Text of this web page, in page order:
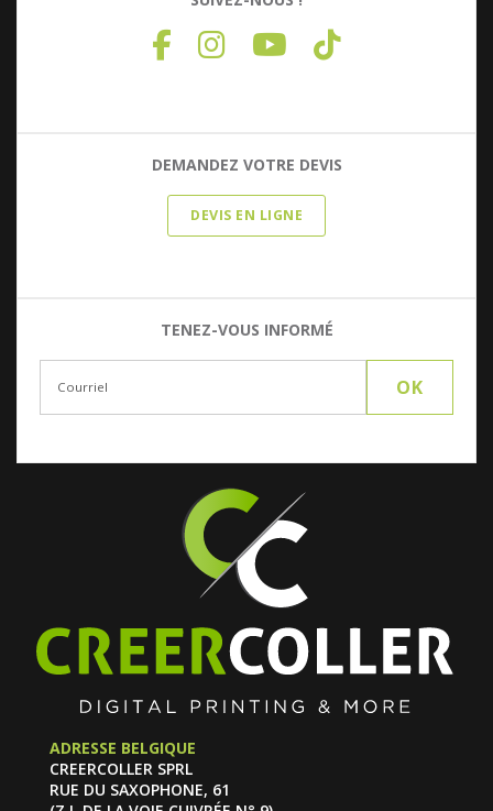
DEMANDEZ VOTRE DEVIS
DEVIS EN LIGNE
TENEZ-VOUS INFORMÉ
ADRESSE BELGIQUE
CREERCOLLER SPRL
RUE DU SAXOPHONE, 61